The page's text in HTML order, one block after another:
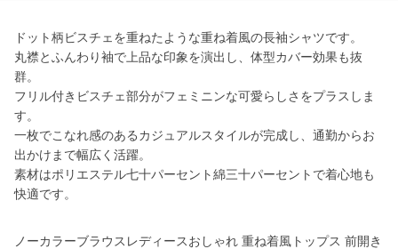
ドット柄ビスチェを重ねたような重ね着風の長袖シャツです。
丸襟とふんわり袖で上品な印象を演出し、体型カバー効果も抜
群。
フリル付きビスチェ部分がフェミニンな可愛らしさをプラスしま
す。
一枚でこなれ感のあるカジュアルスタイルが完成し、通勤からお
出かけまで幅広く活躍。
素材はポリエステル七十パーセント綿三十パーセントで着心地も
快適です。
ノーカラーブラウスレディースおしゃれ 重ね着風トップス 前開き